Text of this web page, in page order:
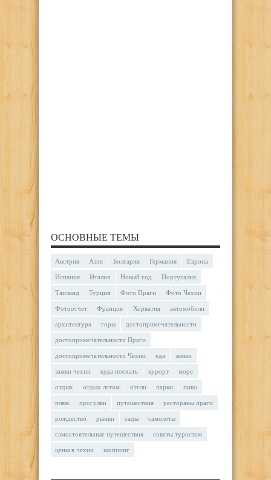
ОСНОВНЫЕ ТЕМЫ
Австрия Азия Болгария Германия Европа
Испания Италия Новый год Португалия
Таиланд Турция Фото Праги Фото Чехии
Фотоотчет Франция Хорватия автомобили
архитектура горы достопримечательности
достопримечательности Праги
достопримечательности Чехии еда замки
замки чехии куда поехать курорт море
отдых отдых летом отели парки пиво
пляж прогулки путешествия рестораны праги
рождество рынки сады самолеты
самостоятельные путешествия советы туристам
цены в чехии шоппинг